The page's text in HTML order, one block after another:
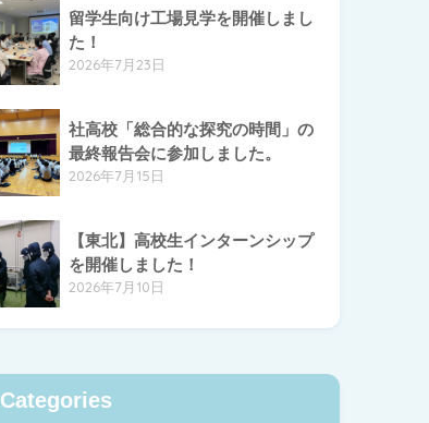
留学生向け工場見学を開催しまし
た！
2026年7月23日
社高校「総合的な探究の時間」の
最終報告会に参加しました。
2026年7月15日
【東北】高校生インターンシップ
を開催しました！
2026年7月10日
Categories